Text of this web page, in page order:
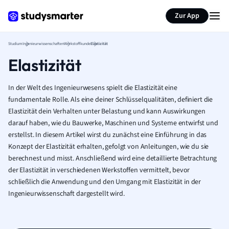
Zur App
StudiumIngenieurwissenschaftenWerkstoffkundeElastizität
Elastizität
In der Welt des Ingenieurwesens spielt die Elastizität eine
fundamentale Rolle. Als eine deiner Schlüsselqualitäten, definiert die
Elastizität dein Verhalten unter Belastung und kann Auswirkungen
darauf haben, wie du Bauwerke, Maschinen und Systeme entwirfst und
erstellst. In diesem Artikel wirst du zunächst eine Einführung in das
Konzept der Elastizität erhalten, gefolgt von Anleitungen, wie du sie
berechnest und misst. Anschließend wird eine detaillierte Betrachtung
der Elastizität in verschiedenen Werkstoffen vermittelt, bevor
schließlich die Anwendung und den Umgang mit Elastizität in der
Ingenieurwissenschaft dargestellt wird.